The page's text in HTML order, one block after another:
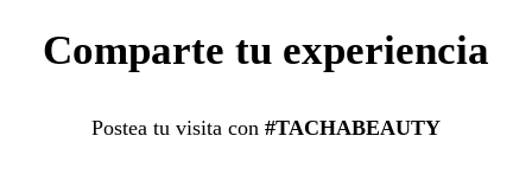
Comparte tu experiencia
Postea tu visita con #TACHABEAUTY